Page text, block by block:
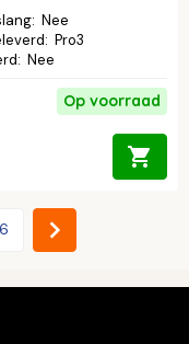
: Nee
: Pro3
: Nee
Op voorraad